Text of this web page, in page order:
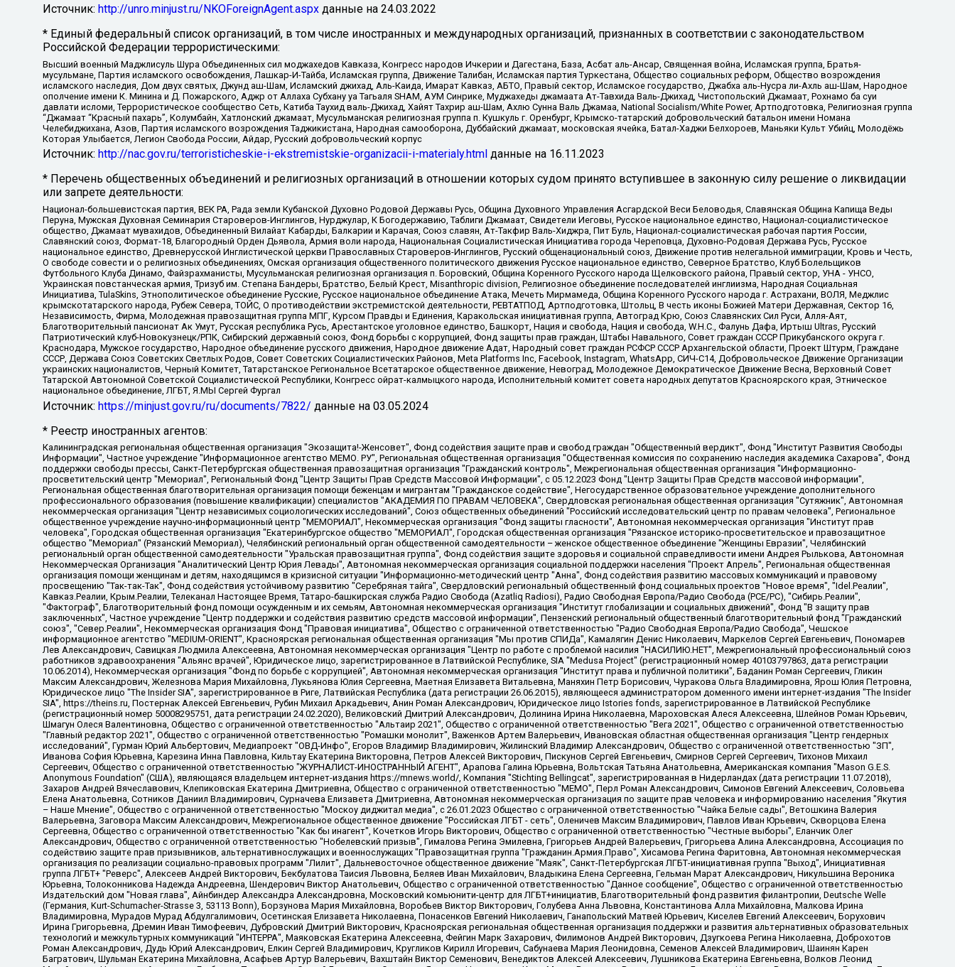
Источник: http://unro.minjust.ru/NKOForeignAgent.aspx данные на 24.03.2022
* Единый федеральный список организаций, в том числе иностранных и международных организаций, признанных в соответствии с законодательством
Российской Федерации террористическими:
Высший военный Маджлисуль Шура Объединенных сил моджахедов Кавказа, Конгресс народов Ичкерии и Дагестана, База, Асбат аль-Ансар, Священная война, Исламская группа, Братья-
мусульмане, Партия исламского освобождения, Лашкар-И-Тайба, Исламская группа, Движение Талибан, Исламская партия Туркестана, Общество социальных реформ, Общество возрождения
исламского наследия, Дом двух святых, Джунд аш-Шам, Исламский джихад, Аль-Каида, Имарат Кавказ, АБТО, Правый сектор, Исламское государство, Джабха аль-Нусра ли-Ахль аш-Шам, Народное
ополчение имени К. Минина и Д. Пожарского, Аджр от Аллаха Субхану уа Тагьаля SHAM, АУМ Синрике, Муджахеды джамаата Ат-Тавхида Валь-Джихад, Чистопольский Джамаат, Рохнамо ба суи
давлати исломи, Террористическое сообщество Сеть, Катиба Таухид валь-Джихад, Хайят Тахрир аш-Шам, Ахлю Сунна Валь Джамаа, National Socialism/White Power, Артподготовка, Религиозная группа
“Джамаат “Красный пахарь”, Колумбайн, Хатлонский джамаат, Мусульманская религиозная группа п. Кушкуль г. Оренбург, Крымско-татарский добровольческий батальон имени Номана
Челебиджихана, Азов, Партия исламского возрождения Таджикистана, Народная самооборона, Дуббайский джамаат, московская ячейка, Батал-Хаджи Белхороев, Маньяки Культ Убийц, Молодёжь
Которая Улыбается, Легион Свобода России, Айдар, Русский добровольческий корпус
Источник: http://nac.gov.ru/terroristicheskie-i-ekstremistskie-organizacii-i-materialy.html данные на 16.11.2023
* Перечень общественных объединений и религиозных организаций в отношении которых судом принято вступившее в законную силу решение о ликвидации
или запрете деятельности:
Национал-большевистская партия, ВЕК РА, Рада земли Кубанской Духовно Родовой Державы Русь, Община Духовного Управления Асгардской Веси Беловодья, Славянская Община Капища Веды
Перуна, Мужская Духовная Семинария Староверов-Инглингов, Нурджулар, К Богодержавию, Таблиги Джамаат, Свидетели Иеговы, Русское национальное единство, Национал-социалистическое
общество, Джамаат мувахидов, Объединенный Вилайат Кабарды, Балкарии и Карачая, Союз славян, Ат-Такфир Валь-Хиджра, Пит Буль, Национал-социалистическая рабочая партия России,
Славянский союз, Формат-18, Благородный Орден Дьявола, Армия воли народа, Национальная Социалистическая Инициатива города Череповца, Духовно-Родовая Держава Русь, Русское
национальное единство, Древнерусской Инглистической церкви Православных Староверов-Инглингов, Русский общенациональный союз, Движение против нелегальной иммиграции, Кровь и Честь,
О свободе совести и о религиозных объединениях, Омская организация общественного политического движения Русское национальное единство, Северное Братство, Клуб Болельщиков
Футбольного Клуба Динамо, Файзрахманисты, Мусульманская религиозная организация п. Боровский, Община Коренного Русского народа Щелковского района, Правый сектор, УНА - УНСО,
Украинская повстанческая армия, Тризуб им. Степана Бандеры, Братство, Белый Крест, Misanthropic division, Религиозное объединение последователей инглиизма, Народная Социальная
Инициатива, TulaSkins, Этнополитическое объединение Русские, Русское национальное объединение Атака, Мечеть Мирмамеда, Община Коренного Русского народа г. Астрахани, ВОЛЯ, Меджлис
крымскотатарского народа, Рубеж Севера, ТОЙС, О противодействии экстремистской деятельности, РЕВТАТПОД, Артподготовка, Штольц, В честь иконы Божией Матери Державная, Сектор 16,
Независимость, Фирма, Молодежная правозащитная группа МПГ, Курсом Правды и Единения, Каракольская инициативная группа, Автоград Крю, Союз Славянских Сил Руси, Алля-Аят,
Благотворительный пансионат Ак Умут, Русская республика Русь, Арестантское уголовное единство, Башкорт, Нация и свобода, Нация и свобода, W.H.С., Фалунь Дафа, Иртыш Ultras, Русский
Патриотический клуб-Новокузнецк/РПК, Сибирский державный союз, Фонд борьбы с коррупцией, Фонд защиты прав граждан, Штабы Навального, Совет граждан СССР Прикубанского округа г.
Краснодара, Мужское государство, Народное объединение русского движения, Народное движение Адат, Народный совет граждан РСФСР СССР Архангельской области, Проект Штурм, Граждане
СССР, Держава Союз Советских Светлых Родов, Совет Советских Социалистических Районов, Meta Platforms Inc, Facebook, Instagram, WhatsApp, СИЧ-С14, Добровольческое Движение Организации
украинских националистов, Черный Комитет, Татарстанское Региональное Всетатарское общественное движение, Невоград, Молодежное Демократическое Движение Весна, Верховный Совет
Татарской Автономной Советской Социалистической Республики, Конгресс ойрат-калмыцкого народа, Исполнительный комитет совета народных депутатов Красноярского края, Этническое
национальное объединение, ЛГБТ, Я.МЫ Сергей Фургал
Источник: https://minjust.gov.ru/ru/documents/7822/ данные на 03.05.2024
* Реестр иностранных агентов:
Калининградская региональная общественная организация "Экозащита!-Женсовет", Фонд содействия защите прав и свобод граждан "Общественный вердикт", Фонд "Институт Развития Свободы Информации", Частное учреждение "Информационное агентство МЕМО. РУ", Региональная общественная организация "Общественная комиссия по сохранению наследия академика Сахарова", Фонд поддержки свободы прессы, Санкт-Петербургская общественная правозащитная организация "Гражданский контроль", Межрегиональная общественная организация "Информационно-просветительский центр "Мемориал", Региональный Фонд "Центр Защиты Прав Средств Массовой Информации", с 05.12.2023 Фонд "Центр Защиты Прав Средств массовой информации", Региональная общественная благотворительная организация помощи беженцам и мигрантам "Гражданское содействие", Негосударственное образовательное учреждение дополнительного профессионального образования (повышение квалификации) специалистов "АКАДЕМИЯ ПО ПРАВАМ ЧЕЛОВЕКА", Свердловская региональная общественная организация "Сутяжник", Автономная некоммерческая организация "Центр независимых социологических исследований", Союз общественных объединений "Российский исследовательский центр по правам человека", Региональное общественное учреждение научно-информационный центр "МЕМОРИАЛ", Некоммерческая организация "Фонд защиты гласности", Автономная некоммерческая организация "Институт прав человека", Городская общественная организация "Екатеринбургское общество "МЕМОРИАЛ", Городская общественная организация "Рязанское историко-просветительское и правозащитное общество "Мемориал" (Рязанский Мемориал), Челябинский региональный орган общественной самодеятельности – женское общественное объединение "Женщины Евразии", Челябинский региональный орган общественной самодеятельности "Уральская правозащитная группа", Фонд содействия защите здоровья и социальной справедливости имени Андрея Рылькова, Автономная Некоммерческая Организация "Аналитический Центр Юрия Левады", Автономная некоммерческая организация социальной поддержки населения "Проект Апрель", Региональная общественная организация помощи женщинам и детям, находящимся в кризисной ситуации "Информационно-методический центр "Анна", Фонд содействия развитию массовых коммуникаций и правовому просвещению "Так-так-Так", Фонд содействия устойчивому развитию "Серебряная тайга", Свердловский региональный общественный фонд социальных проектов "Новое время", "Idel.Реалии", Кавказ.Реалии, Крым.Реалии, Телеканал Настоящее Время, Татаро-башкирская служба Радио Свобода (Azatliq Radiosi), Радио Свободная Европа/Радио Свобода (PCE/PC), "Сибирь.Реалии", "Фактограф", Благотворительный фонд помощи осужденным и их семьям, Автономная некоммерческая организация "Институт глобализации и социальных движений", Фонд "В защиту прав заключенных", Частное учреждение "Центр поддержки и содействия развитию средств массовой информации", Пензенский региональный общественный благотворительный фонд "Гражданский союз", "Север.Реалии", Некоммерческая организация Фонд "Правовая инициатива", Общество с ограниченной ответственностью "Радио Свободная Европа/Радио Свобода", Чешское информационное агентство "MEDIUM-ORIENT", Красноярская региональная общественная организация "Мы против СПИДа", Камалягин Денис Николаевич, Маркелов Сергей Евгеньевич, Пономарев Лев Александрович, Савицкая Людмила Алексеевна, Автономная некоммерческая организация "Центр по работе с проблемой насилия "НАСИЛИЮ.НЕТ", Межрегиональный профессиональный союз работников здравоохранения "Альянс врачей", Юридическое лицо, зарегистрированное в Латвийской Республике, SIA "Medusa Project" (регистрационный номер 40103797863, дата регистрации 10.06.2014), Некоммерческая организация "Фонд по борьбе с коррупцией", Автономная некоммерческая организация "Институт права и публичной политики", Баданин Роман Сергеевич, Гликин Максим Александрович, Железнова Мария Михайловна, Лукьянова Юлия Сергеевна, Маетная Елизавета Витальевна, Маняхин Петр Борисович, Чуракова Ольга Владимировна, Ярош Юлия Петровна, Юридическое лицо "The Insider SIA", зарегистрированное в Риге, Латвийская Республика (дата регистрации 26.06.2015), являющееся администратором доменного имени интернет-издания "The Insider SIA", https://theins.ru, Постернак Алексей Евгеньевич, Рубин Михаил Аркадьевич, Анин Роман Александрович, Юридическое лицо Istories fonds, зарегистрированное в Латвийской Республике (регистрационный номер 50008295751, дата регистрации 24.02.2020), Великовский Дмитрий Александрович, Долинина Ирина Николаевна, Мароховская Алеся Алексеевна, Шлейнов Роман Юрьевич, Шмагун Олеся Валентиновна, Общество с ограниченной ответственностью "Альтаир 2021", Общество с ограниченной ответственностью "Вега 2021", Общество с ограниченной ответственностью "Главный редактор 2021", Общество с ограниченной ответственностью "Ромашки монолит", Важенков Артем Валерьевич, Ивановская областная общественная организация "Центр гендерных исследований", Гурман Юрий Альбертович, Медиапроект "ОВД-Инфо", Егоров Владимир Владимирович, Жилинский Владимир Александрович, Общество с ограниченной ответственностью "ЗП", Иванова София Юрьевна, Карезина Инна Павловна, Кильтау Екатерина Викторовна, Петров Алексей Викторович, Пискунов Сергей Евгеньевич, Смирнов Сергей Сергеевич, Тихонов Михаил Сергеевич, Общество с ограниченной ответственностью "ЖУРНАЛИСТ-ИНОСТРАННЫЙ АГЕНТ", Арапова Галина Юрьевна, Вольтская Татьяна Анатольевна, Американская компания "Mason G.E.S. Anonymous Foundation" (США), являющаяся владельцем интернет-издания https://mnews.world/, Компания "Stichting Bellingcat", зарегистрированная в Нидерландах (дата регистрации 11.07.2018), Захаров Андрей Вячеславович, Клепиковская Екатерина Дмитриевна, Общество с ограниченной ответственностью "МЕМО", Перл Роман Александрович, Симонов Евгений Алексеевич, Соловьева Елена Анатольевна, Сотников Даниил Владимирович, Сурначева Елизавета Дмитриевна, Автономная некоммерческая организация по защите прав человека и информированию населения "Якутия – Наше Мнение", Общество с ограниченной ответственностью "Москоу диджитал медиа", с 26.01.2023 Общество с ограниченной ответственностью "Чайка Белые сады", Ветошкина Валерия Валерьевна, Заговора Максим Александрович, Межрегиональное общественное движение "Российская ЛГБТ - сеть", Оленичев Максим Владимирович, Павлов Иван Юрьевич, Скворцова Елена Сергеевна, Общество с ограниченной ответственностью "Как бы инагент", Кочетков Игорь Викторович, Общество с ограниченной ответственностью "Честные выборы", Еланчик Олег Александрович, Общество с ограниченной ответственностью "Нобелевский призыв", Гималова Регина Эмилевна, Григорьев Андрей Валерьевич, Григорьева Алина Александровна, Ассоциация по содействию защите прав призывников, альтернативнослужащих и военнослужащих "Правозащитная группа "Гражданин.Армия.Право", Хисамова Регина Фаритовна, Автономная некоммерческая организация по реализации социально-правовых программ "Лилит", Дальневосточное общественное движение "Маяк", Санкт-Петербургская ЛГБТ-инициативная группа "Выход", Инициативная группа ЛГБТ+ "Реверс", Алексеев Андрей Викторович, Бекбулатова Таисия Львовна, Беляев Иван Михайлович, Владыкина Елена Сергеевна, Гельман Марат Александрович, Никульшина Вероника Юрьевна, Толоконникова Надежда Андреевна, Шендерович Виктор Анатольевич, Общество с ограниченной ответственностью "Данное сообщение", Общество с ограниченной ответственностью Издательский дом "Новая глава", Айнбиндер Александра Александровна, Московский комьюнити-центр для ЛГБТ+инициатив, Благотворительный фонд развития филантропии, Deutsche Welle (Германия, Kurt-Schumacher-Strasse 3, 53113 Bonn), Борзунова Мария Михайловна, Воробьев Виктор Викторович, Голубева Анна Львовна, Константинова Алла Михайловна, Малкова Ирина Владимировна, Мурадов Мурад Абдулгалимович, Осетинская Елизавета Николаевна, Понасенков Евгений Николаевич, Ганапольский Матвей Юрьевич, Киселев Евгений Алексеевич, Борухович Ирина Григорьевна, Дремин Иван Тимофеевич, Дубровский Дмитрий Викторович, Красноярская региональная общественная организация поддержки и развития альтернативных образовательных технологий и межкультурных коммуникаций "ИНТЕРРА", Маяковская Екатерина Алексеевна, Фейгин Марк Захарович, Филимонов Андрей Викторович, Дзугкоева Регина Николаевна, Доброхотов Роман Александрович, Дудь Юрий Александрович, Елкин Сергей Владимирович, Кругликов Кирилл Игоревич, Сабунаева Мария Леонидовна, Семенов Алексей Владимирович, Шаинян Карен Багратович, Шульман Екатерина Михайловна, Асафьев Артур Валерьевич, Вахштайн Виктор Семенович, Венедиктов Алексей Алексеевич, Лушникова Екатерина Евгеньевна, Волков Леонид Михайлович, Невзоров Александр Глебович, Пархоменко Сергей Борисович, Сироткин Ярослав Николаевич, Кара-Мурза Владимир Владимирович, Баранова Наталья Владимировна, Гозман Леонид Яковлевич, Кагарлицкий Борис Юльевич, Климарев Михаил Валерьевич, Милов Владимир Станиславович, Автономная некоммерческая организация Краснодарский центр современного искусства "Типография", Моргенштерн Алишер Тагирович, Соболь Любовь Эдуардовна, Общество с ограниченной ответственностью "ЛИЗА НОРМ", Каспаров Гарри Кимович, Ходорковский Михаил Борисович, Общество с ограниченной ответственностью "Апрельские тезисы", Данилович Ирина Брониславовна, Кашин Олег Владимирович, Петров Николай Владимирович, Пивоваров Алексей Владимирович, Соколов Михаил Владимирович, Цветкова Юлия Владимировна, Чичваркин Евгений Александрович, Комитет против пыток/Команда против пыток, Общество с ограниченной ответственностью "Первый научный", Общество с ограниченной ответственностью "Вертолет и ко", Белоцерковская Вероника Борисовна, Кац Максим Евгеньевич, Лазарева Татьяна Юрьевна, Шаведдинов Руслан Табризович, Яшин Илья Валерьевич, Общество с ограниченной ответственностью "Иноагент ААВ", Алешковский Дмитрий Петрович, Альбац Евгения Марковна, Быков Дмитрий Львович, Галямина Юлия Евгеньевна, Лойко Сергей Леонидович, Мартынов Кирилл Константинович, Медведев Сергей Александрович, Крашенинников Федор Геннадиевич, Гордеева Катерина Вл